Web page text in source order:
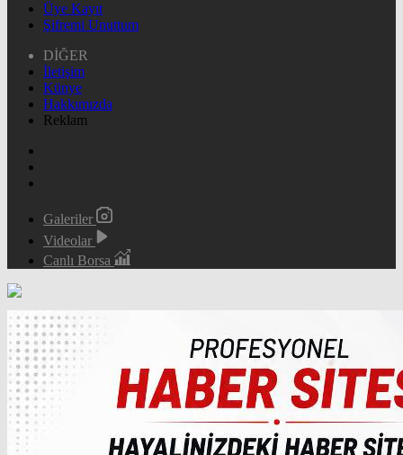
Üye Kayıt
Şifremi Unuttum
DİĞER
İletişim
Künye
Hakkımızda
Reklam
Galeriler
Videolar
Canlı Borsa